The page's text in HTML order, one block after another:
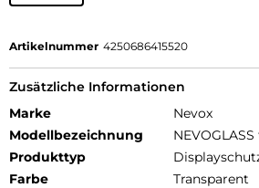
Artikelnummer 4250686415520
Zusätzliche Informationen
Marke
Nevox
Modellbezeichnung
Produkttyp
Farbe
Transparent